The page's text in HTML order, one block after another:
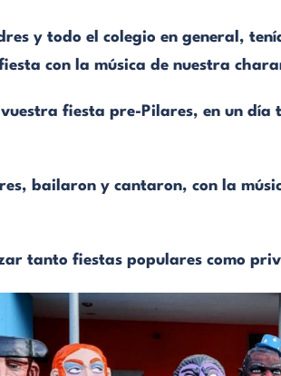
y todo el colegio en general,
con la música de nuestra
fiesta pre-Pilares, en un
bailaron y cantaron, con la
tanto fiestas populares como